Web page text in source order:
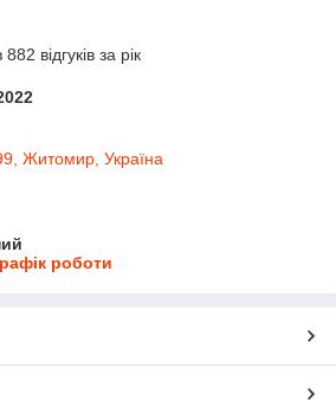
відгуків за рік
Житомир, Україна
роботи